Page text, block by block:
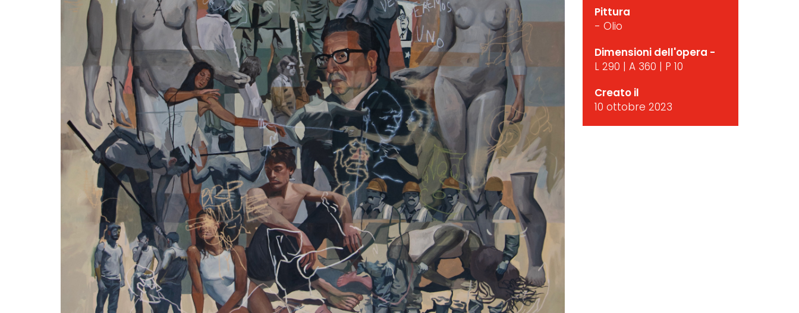
Pittura
- Olio
Dimensioni dell'opera -
L 290 | A 360 | P 10
Creato il
10 ottobre 2023